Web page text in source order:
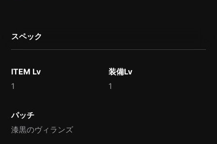
スペック
ITEM Lv
1
装備Lv
1
パッチ
漆黒のヴィランズ